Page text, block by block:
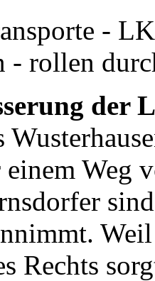
-
- rollen
der
Weg
Rechts